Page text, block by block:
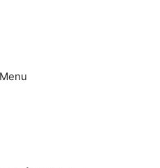
Menu